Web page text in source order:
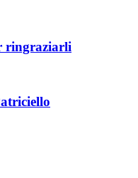
ringraziarli